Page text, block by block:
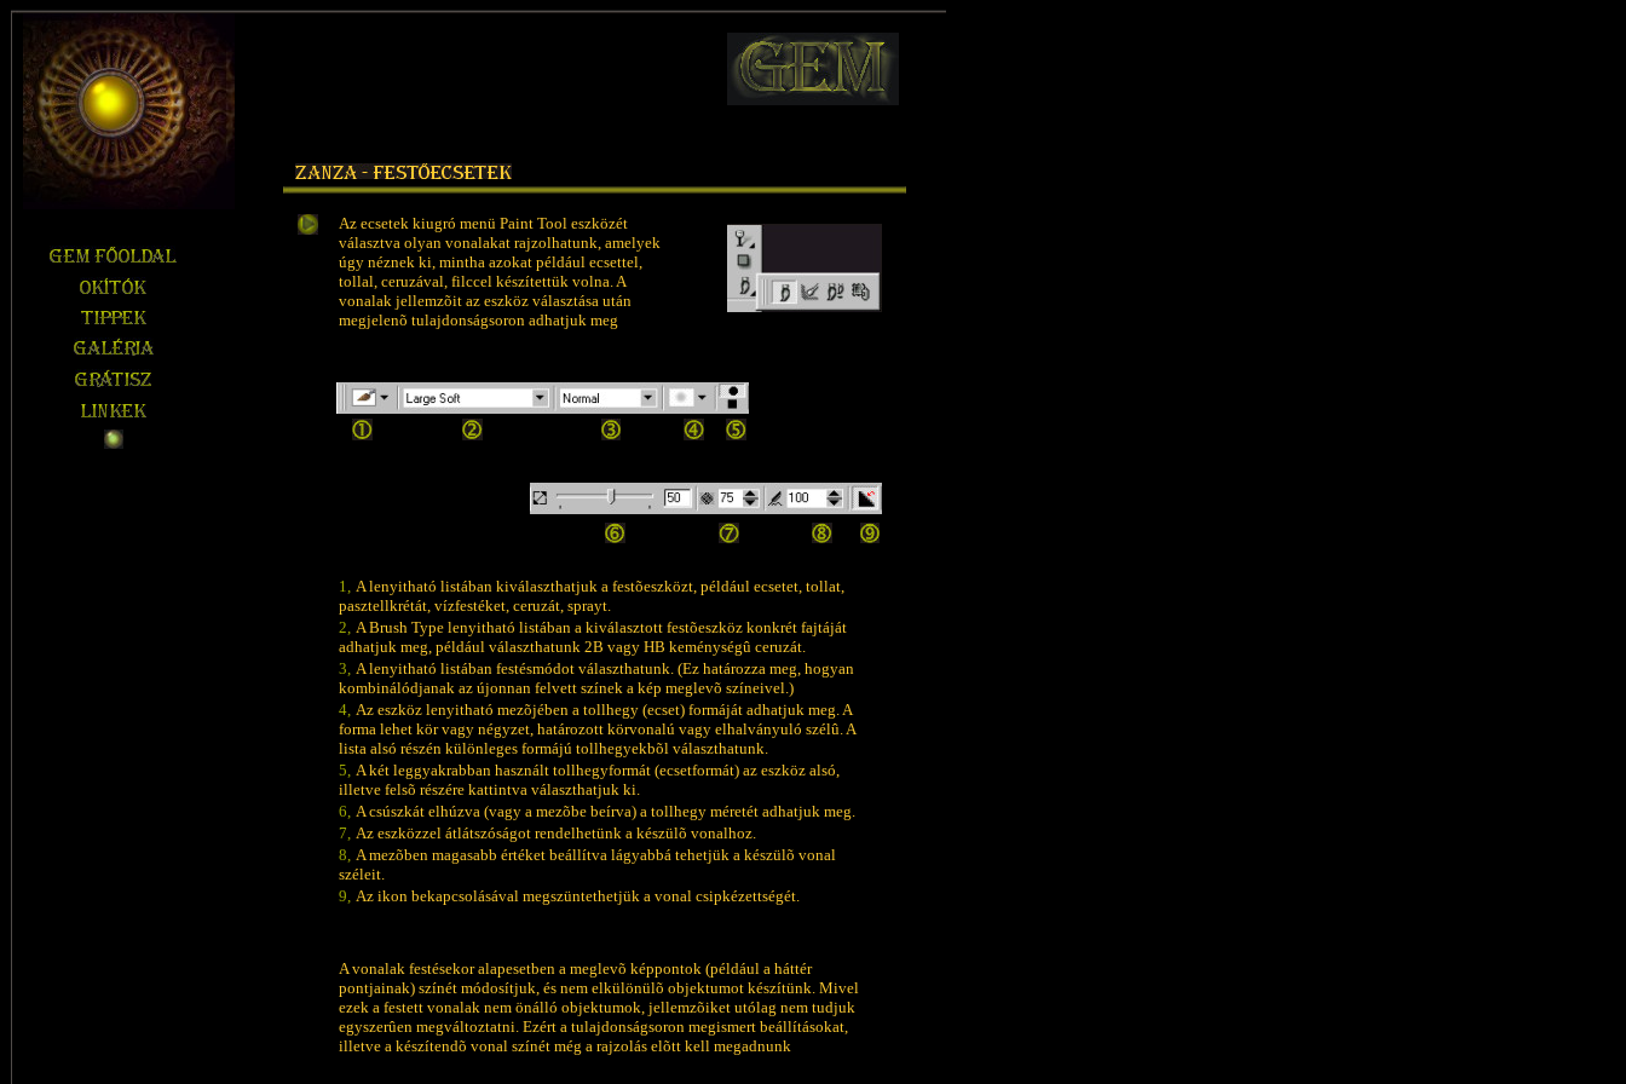
Az ecsetek kiugró menü Paint Tool eszközét
választva olyan vonalakat rajzolhatunk, amelyek
úgy néznek ki, mintha azokat például ecsettel,
tollal, ceruzával, filccel készítettük volna. A
vonalak jellemzõit az eszköz választása után
megjelenõ tulajdonságsoron adhatjuk meg
1, A lenyitható listában kiválaszthatjuk a festõeszközt, például ecsetet, tollat,
pasztellkrétát, vízfestéket, ceruzát, sprayt.
2, A Brush Type lenyitható listában a kiválasztott festõeszköz konkrét fajtáját
adhatjuk meg, például választhatunk 2B vagy HB keménységû ceruzát.
3, A lenyitható listában festésmódot választhatunk. (Ez határozza meg, hogyan
kombinálódjanak az újonnan felvett színek a kép meglevõ színeivel.)
4, Az eszköz lenyitható mezõjében a tollhegy (ecset) formáját adhatjuk meg. A
forma lehet kör vagy négyzet, határozott körvonalú vagy elhalványuló szélû. A
lista alsó részén különleges formájú tollhegyekbõl választhatunk.
5, A két leggyakrabban használt tollhegyformát (ecsetformát) az eszköz alsó,
illetve felsõ részére kattintva választhatjuk ki.
6, A csúszkát elhúzva (vagy a mezõbe beírva) a tollhegy méretét adhatjuk meg.
7, Az eszközzel átlátszóságot rendelhetünk a készülõ vonalhoz.
8, A mezõben magasabb értéket beállítva lágyabbá tehetjük a készülõ vonal
széleit.
9, Az ikon bekapcsolásával megszüntethetjük a vonal csipkézettségét.
A vonalak festésekor alapesetben a meglevõ képpontok (például a háttér
pontjainak) színét módosítjuk, és nem elkülönülõ objektumot készítünk. Mivel
ezek a festett vonalak nem önálló objektumok, jellemzõiket utólag nem tudjuk
egyszerûen megváltoztatni. Ezért a tulajdonságsoron megismert beállításokat,
illetve a készítendõ vonal színét még a rajzolás elõtt kell megadnunk